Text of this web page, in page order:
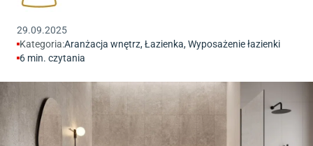
29.09.2025
Kategoria:Aranżacja wnętrz,Łazienka,Wyposażenie łazienki
6 min. czytania